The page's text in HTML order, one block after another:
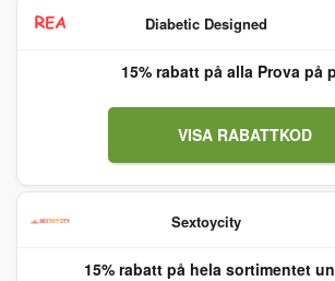
Diabetic Designed
15% rabatt på alla Prova på
VISA RABATTKOD
Sextoycity
15% rabatt på hela sortimentet